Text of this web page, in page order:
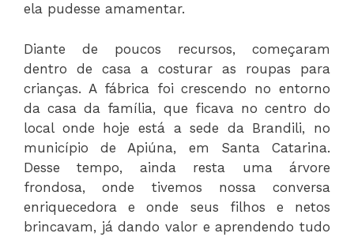
ela pudesse amamentar.
Diante de poucos recursos, começaram
dentro de casa a costurar as roupas para
crianças. A fábrica foi crescendo no entorno
da casa da família, que ficava no centro do
local onde hoje está a sede da Brandili, no
município de Apiúna, em Santa Catarina.
Desse tempo, ainda resta uma árvore
frondosa, onde tivemos nossa conversa
enriquecedora e onde seus filhos e netos
brincavam, já dando valor e aprendendo tudo